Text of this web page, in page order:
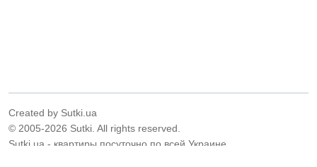
Created by Sutki.ua
© 2005-2026 Sutki. All rights reserved.
Sutki.ua - квартиры посуточно по всей Украине.